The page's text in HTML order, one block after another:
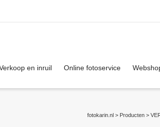
colour items.
en inruil Online fotoservice
fotokarin.nl > Producten >